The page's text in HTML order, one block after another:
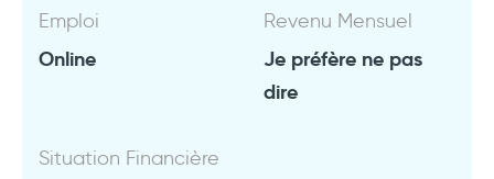
Emploi
Online
Revenu Mensuel
Je préfère ne pas
dire
Situation Financière